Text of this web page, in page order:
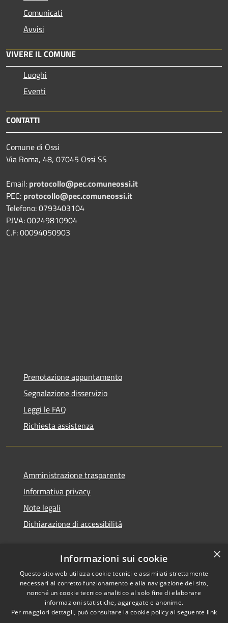
Comunicati
Avvisi
VIVERE IL COMUNE
Luoghi
Eventi
CONTATTI
Comune di Ossi
Via Roma, 48, 07045 Ossi SS
Email: protocollo@pec.comuneossi.it
PEC: protocollo@pec.comuneossi.it
Telefono: 0793403104
P.IVA: 00249810904
C.F: 00094050903
Prenotazione appuntamento
Segnalazione disservizio
Leggi le FAQ
Richiesta assistenza
Amministrazione trasparente
Informativa privacy
Note legali
Dichiarazione di accessibilità
RSS
Accessibilità
Copyright © 2026 • Comune di
×
Informazioni sui cookie
Questo sito web utilizza cookie tecnici e assimilati strettamente
necessari al corretto funzionamento e alla navigazione del sito,
nonché un cookie tecnico analitico al solo fine di elaborare
informazioni statistiche, aggregate e anonime.
Per maggiori dettagli, può consultare la cookie policy al seguente link